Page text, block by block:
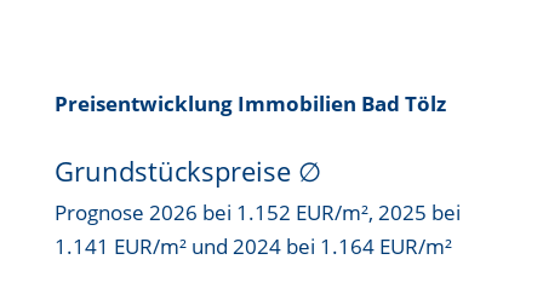
Preisentwicklung Immobilien Bad Tölz
Grundstückspreise ∅
Prognose 2026 bei 1.152 EUR/m², 2025 bei
1.141 EUR/m² und 2024 bei 1.164 EUR/m²